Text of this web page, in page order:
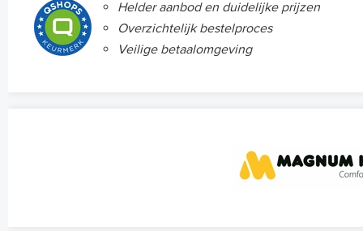
Helder aanbod en duidelijke prijzen
Overzichtelijk bestelproces
Veilige betaalomgeving